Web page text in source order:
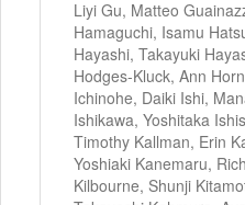
Liyi Gu, Matteo
Hamaguchi, Isamu
Hayashi, Takayuki
Hodges-Kluck, Ann
Ichinohe, Daiki Ishi,
Ishikawa, Yoshitaka
Timothy Kallman, Erin
Yoshiaki Kanemaru,
Kilbourne, Shunji